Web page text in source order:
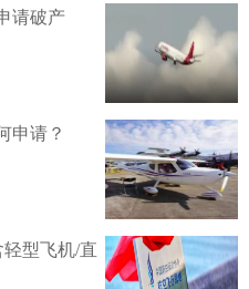
请破产
申请？
型飞机/直